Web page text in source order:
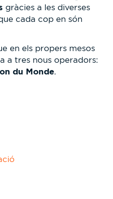
gràcies a les diverses
cada cop en són
en els propers mesos
a tres nous operadors:
du Monde.